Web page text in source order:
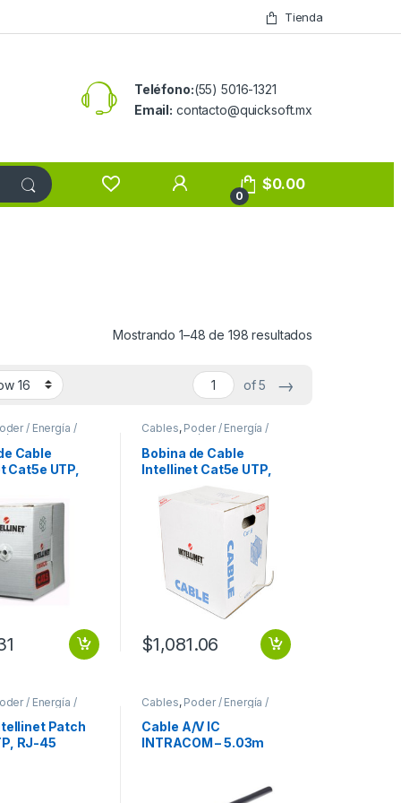
Tienda
Teléfono:(55) 5016-1321
Email: contacto@quicksoft.mx
0
$0.00
Mostrando 1–48 de 198 resultados
of 5 →
/ Energía /
Cable
Cat5e UTP,
GRIS
Cables, Poder / Energía /
Alimentación
Bobina de Cable
Intellinet Cat5e UTP,
305 Metros, Gris CCA
ROLLO 305M
MULTIFILAR GRIS
$1,081.06
/ Energía /
Patch
RJ-45
Cables, Poder / Energía /
Alimentación
Cable A/V IC
INTRACOM – 5.03m
Consola de juegos,